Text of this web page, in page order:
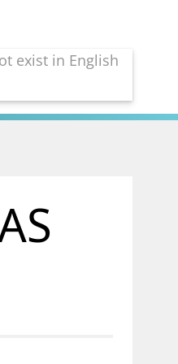
exist in English
(MiCA)